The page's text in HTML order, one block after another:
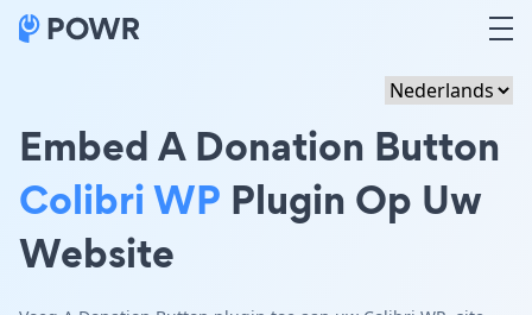
Embed A Donation Button
Colibri WP Plugin Op Uw
Website